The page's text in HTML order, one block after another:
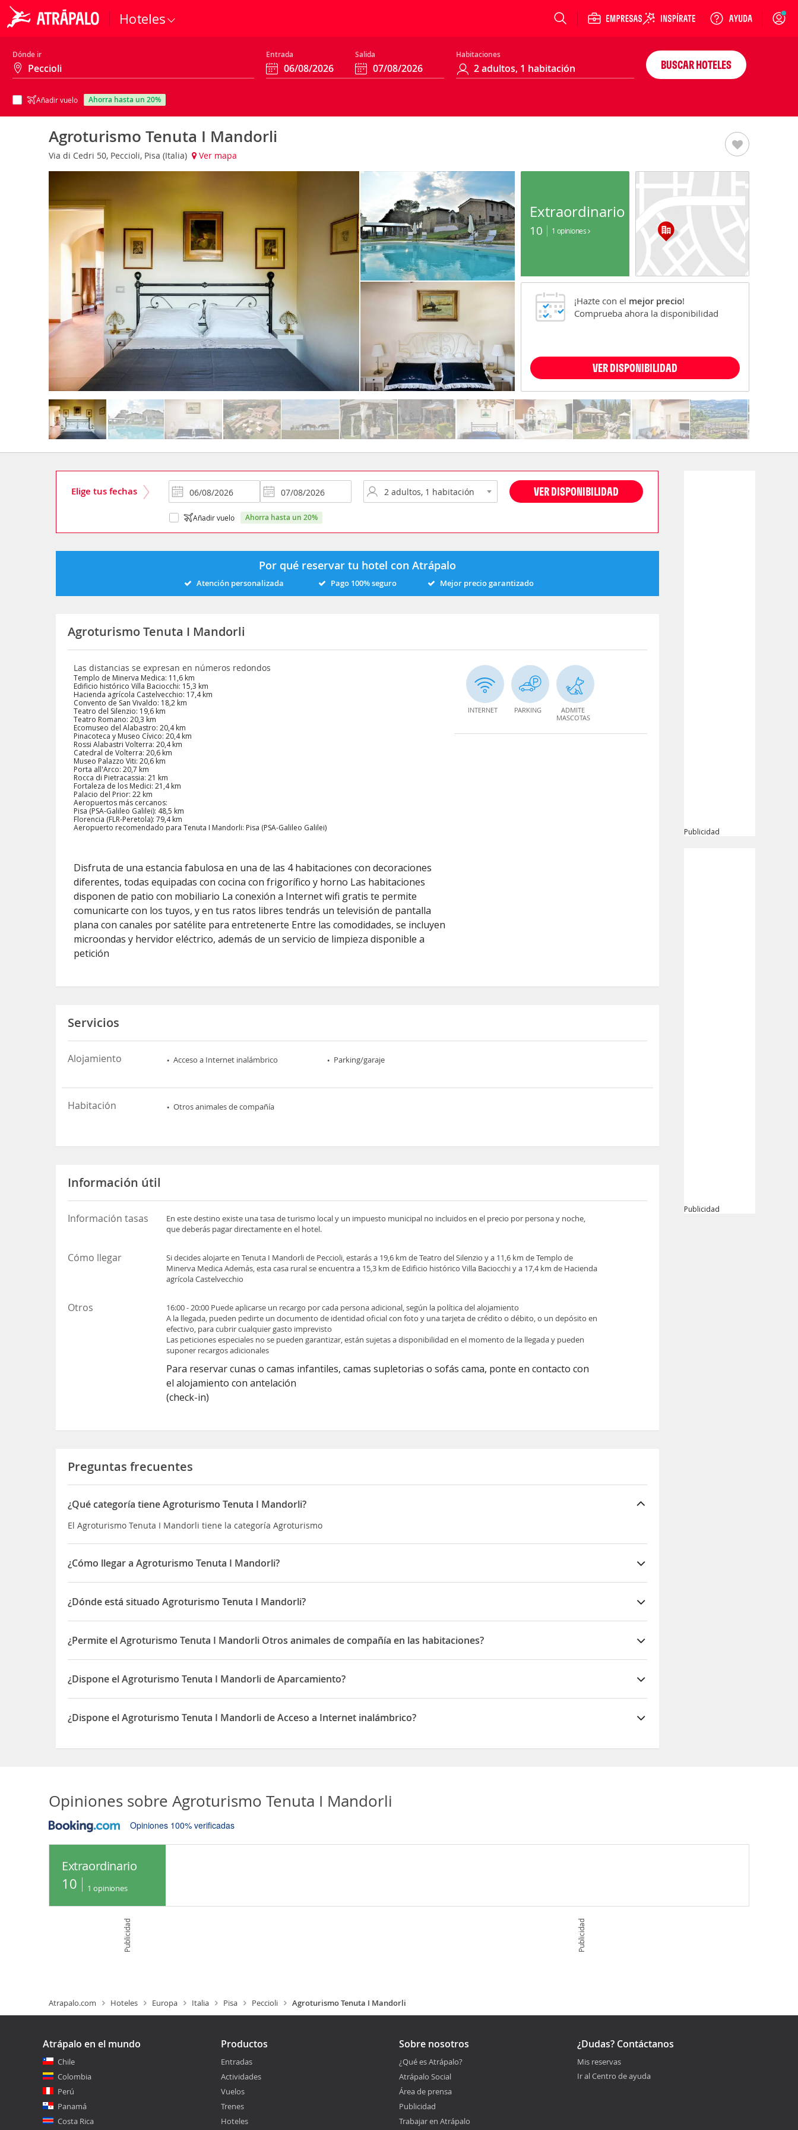
Hoteles Login
Dónde ir Entrada Salida Habitaciones
Añadir vuelo ahorra hasta un 20%
BUSCAR HOTELES
Agroturismo Tenuta I Mandorli
Via di Cedri 50, Peccioli, Pisa (Italia) Ver mapa
Extraordinario
10 1 opiniones
¡Hazte con el mejor precio!
Comprueba ahora la disponibilidad
VER DISPONIBILIDAD
Elige tus fechas VER DISPONIBILIDAD
Añadir vuelo ahorra hasta un 20%
Por qué reservar tu hotel con Atrápalo
Atención personalizada Pago 100% seguro Mejor precio garantizado
Agroturismo Tenuta I Mandorli
Las distancias se expresan en números redondos
Templo de Minerva Medica: 11,6 km
Edificio histórico Villa Baciocchi: 15,3 km
Hacienda agrícola Castelvecchio: 17,4 km
Convento de San Vivaldo: 18,2 km
Teatro del Silenzio: 19,6 km
Teatro Romano: 20,3 km
Ecomuseo del Alabastro: 20,4 km
Pinacoteca y Museo Cívico: 20,4 km
Rossi Alabastri Volterra: 20,4 km
Catedral de Volterra: 20,6 km
Museo Palazzo Viti: 20,6 km
Porta all'Arco: 20,7 km
Rocca di Pietracassia: 21 km
Fortaleza de los Medici: 21,4 km
Palacio del Prior: 22 km
Aeropuertos más cercanos:
Pisa (PSA-Galileo Galilei): 48,5 km
Florencia (FLR-Peretola): 79,4 km
Aeropuerto recomendado para Tenuta I Mandorli: Pisa (PSA-Galileo Galilei)
Disfruta de una estancia fabulosa en una de las 4 habitaciones con decoraciones
diferentes, todas equipadas con cocina con frigorífico y horno Las habitaciones
disponen de patio con mobiliario La conexión a Internet wifi gratis te permite
comunicarte con los tuyos, y en tus ratos libres tendrás un televisión de pantalla
plana con canales por satélite para entretenerte Entre las comodidades, se incluyen
microondas y hervidor eléctrico, además de un servicio de limpieza disponible a
petición
INTERNET PARKING
ADMITE
MASCOTAS
Servicios
Alojamiento Acceso a Internet inalámbrico Parking/garaje
Habitación Otros animales de compañía
Información útil
Información tasas
En este destino existe una tasa de turismo local y un impuesto municipal no incluidos en el precio por persona y noche,
que deberás pagar directamente en el hotel.
Cómo llegar
Si decides alojarte en Tenuta I Mandorli de Peccioli, estarás a 19,6 km de Teatro del Silenzio y a 11,6 km de Templo de
Minerva Medica Además, esta casa rural se encuentra a 15,3 km de Edificio histórico Villa Baciocchi y a 17,4 km de Hacienda
agrícola Castelvecchio
Otros
16:00 - 20:00 Puede aplicarse un recargo por cada persona adicional, según la política del alojamiento
A la llegada, pueden pedirte un documento de identidad oficial con foto y una tarjeta de crédito o débito, o un depósito en
efectivo, para cubrir cualquier gasto imprevisto
Las peticiones especiales no se pueden garantizar, están sujetas a disponibilidad en el momento de la llegada y pueden
suponer recargos adicionales
Para reservar cunas o camas infantiles, camas supletorias o sofás cama, ponte en contacto con
el alojamiento con antelación
(check-in)
Preguntas frecuentes
¿Qué categoría tiene Agroturismo Tenuta I Mandorli?
El Agroturismo Tenuta I Mandorli tiene la categoría Agroturismo
¿Cómo llegar a Agroturismo Tenuta I Mandorli?
Si decides alojarte en Tenuta I Mandorli de Peccioli, estarás a 19,6 km de Teatro del Silenzio y a 11,6 km de Templo de Minerva Medica
Además, esta casa rural se encuentra a 15,3 km de Edificio histórico Villa Baciocchi y a 17,4 km de Hacienda agrícola Castelvecchio
¿Dónde está situado Agroturismo Tenuta I Mandorli?
El Agroturismo Tenuta I Mandorli está situado en Via di Cedri 50
¿Permite el Agroturismo Tenuta I Mandorli Otros animales de compañía en las habitaciones?
Sí, el Agroturismo Tenuta I Mandorli permite Otros animales de compañía en las habitaciones
¿Dispone el Agroturismo Tenuta I Mandorli de Aparcamiento?
Sí, el Agroturismo Tenuta I Mandorli dispone de Aparcamiento
¿Dispone el Agroturismo Tenuta I Mandorli de Acceso a Internet inalámbrico?
Publicidad
Publicidad
Opiniones sobre Agroturismo Tenuta I Mandorli
Opiniones 100% verificadas
Extraordinario
10 1 opiniones
Publicidad Publicidad
Atrapalo.com Hoteles Europa Italia Pisa Peccioli Agroturismo Tenuta I Mandorli
Atrápalo en el mundo
Chile
Colombia
Perú
Panamá
Costa Rica
Productos
Entradas
Actividades
Vuelos
Trenes
Hoteles
Sobre nosotros
¿Qué es Atrápalo?
Atrápalo Social
Área de prensa
Publicidad
Trabajar en Atrápalo
¿Dudas? Contáctanos
Mis reservas
Ir al Centro de ayuda